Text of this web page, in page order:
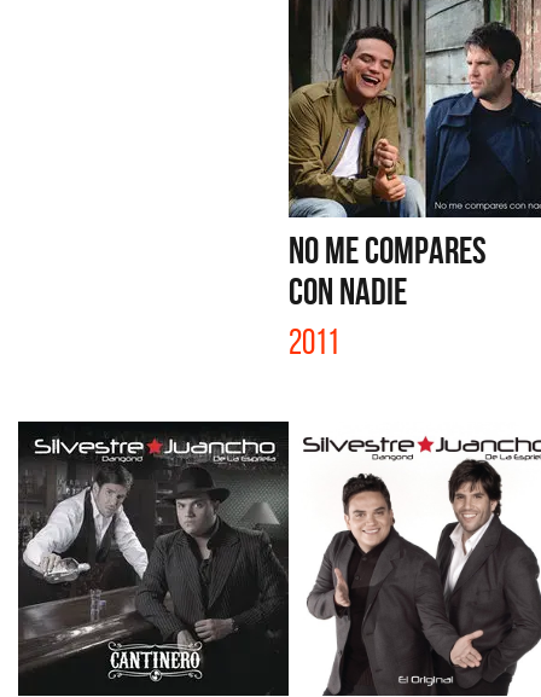
NO ME COMPARES
CON NADIE
2011